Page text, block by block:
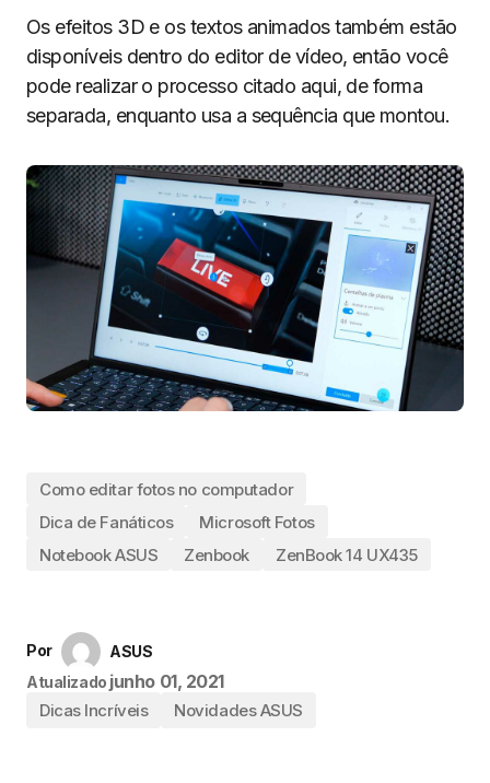
Os efeitos 3D e os textos animados também estão
disponíveis dentro do editor de vídeo, então você
pode realizar o processo citado aqui, de forma
separada, enquanto usa a sequência que montou.
Como editar fotos no computador
Dica de Fanáticos
Microsoft Fotos
Notebook ASUS
Zenbook ZenBook 14 UX435
Por
ASUS
Atualizado junho 01, 2021
Dicas Incríveis Novidades ASUS